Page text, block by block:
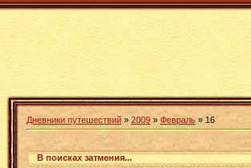
Дневники путешествий » 2009 » Февраль » 16
В поисках затмения...